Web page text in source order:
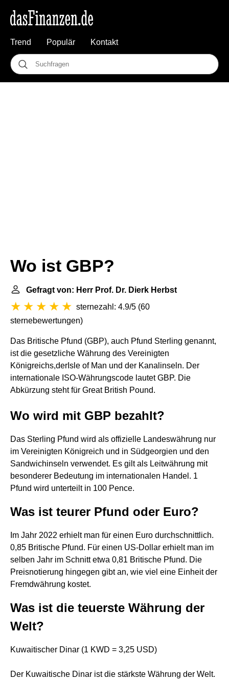
Trend Populär Kontakt
Wo ist GBP?
Gefragt von: Herr Prof. Dr. Dierk Herbst
sternezahl: 4.9/5 (60
sternebewertungen)
Das Britische Pfund (GBP), auch Pfund Sterling genannt,
ist die gesetzliche Währung des Vereinigten
Königreichs,derIsle of Man und der Kanalinseln. Der
internationale ISO-Währungscode lautet GBP. Die
Abkürzung steht für Great British Pound.
Wo wird mit GBP bezahlt?
Das Sterling Pfund wird als offizielle Landeswährung nur
im Vereinigten Königreich und in Südgeorgien und den
Sandwichinseln verwendet. Es gilt als Leitwährung mit
besonderer Bedeutung im internationalen Handel. 1
Pfund wird unterteilt in 100 Pence.
Was ist teurer Pfund oder Euro?
Im Jahr 2022 erhielt man für einen Euro durchschnittlich.
0,85 Britische Pfund. Für einen US-Dollar erhielt man im
selben Jahr im Schnitt etwa 0,81 Britische Pfund. Die
Preisnotierung hingegen gibt an, wie viel eine Einheit der
Fremdwährung kostet.
Was ist die teuerste Währung der
Welt?
Kuwaitischer Dinar (1 KWD = 3,25 USD)
Der Kuwaitische Dinar ist die stärkste Währung der Welt.